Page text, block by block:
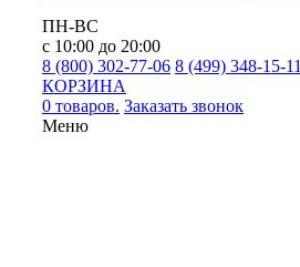
ПН-ВС
с 10:00 до 20:00
8 (800) 302-77-06 8 (499) 348-15-11
КОРЗИНА
0 товаров. Заказать звонок
Меню